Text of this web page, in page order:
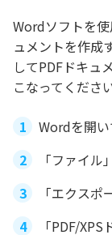
Wordソフトを
ュメントを作成
してPDFドキュ
こなってください
Wordを開
「ファイ
「エクス
「PDF/